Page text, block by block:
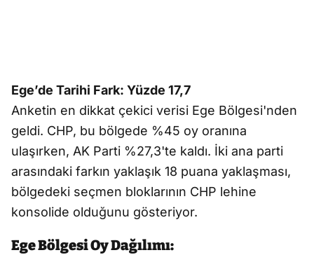
Ege’de Tarihi Fark: Yüzde 17,7
Anketin en dikkat çekici verisi Ege Bölgesi'nden
geldi. CHP, bu bölgede %45 oy oranına
ulaşırken, AK Parti %27,3'te kaldı. İki ana parti
arasındaki farkın yaklaşık 18 puana yaklaşması,
bölgedeki seçmen bloklarının CHP lehine
konsolide olduğunu gösteriyor.
Ege Bölgesi Oy Dağılımı: